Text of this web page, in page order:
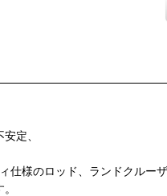
定、
様のロッド、ランドクルー